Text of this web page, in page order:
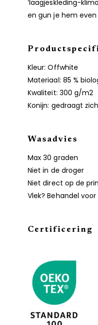
‘laagjeskleding-
en gun je hem
Kleur: Offwhite
Materiaal: 85 %
Kwaliteit: 300 g/m2
Konijn: gedraagt
Wasadvies
Max 30 graden
Niet in de droger
Niet direct op de
Vlek? Behandel
Certificering